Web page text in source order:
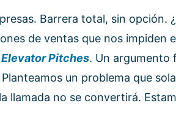
Barrera total, sin opción.
de ventas que nos impiden
Elevator Pitches. Un argumento
un problema que
llamada no se convertirá.